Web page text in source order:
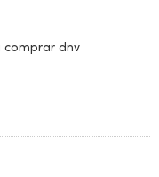
dnv